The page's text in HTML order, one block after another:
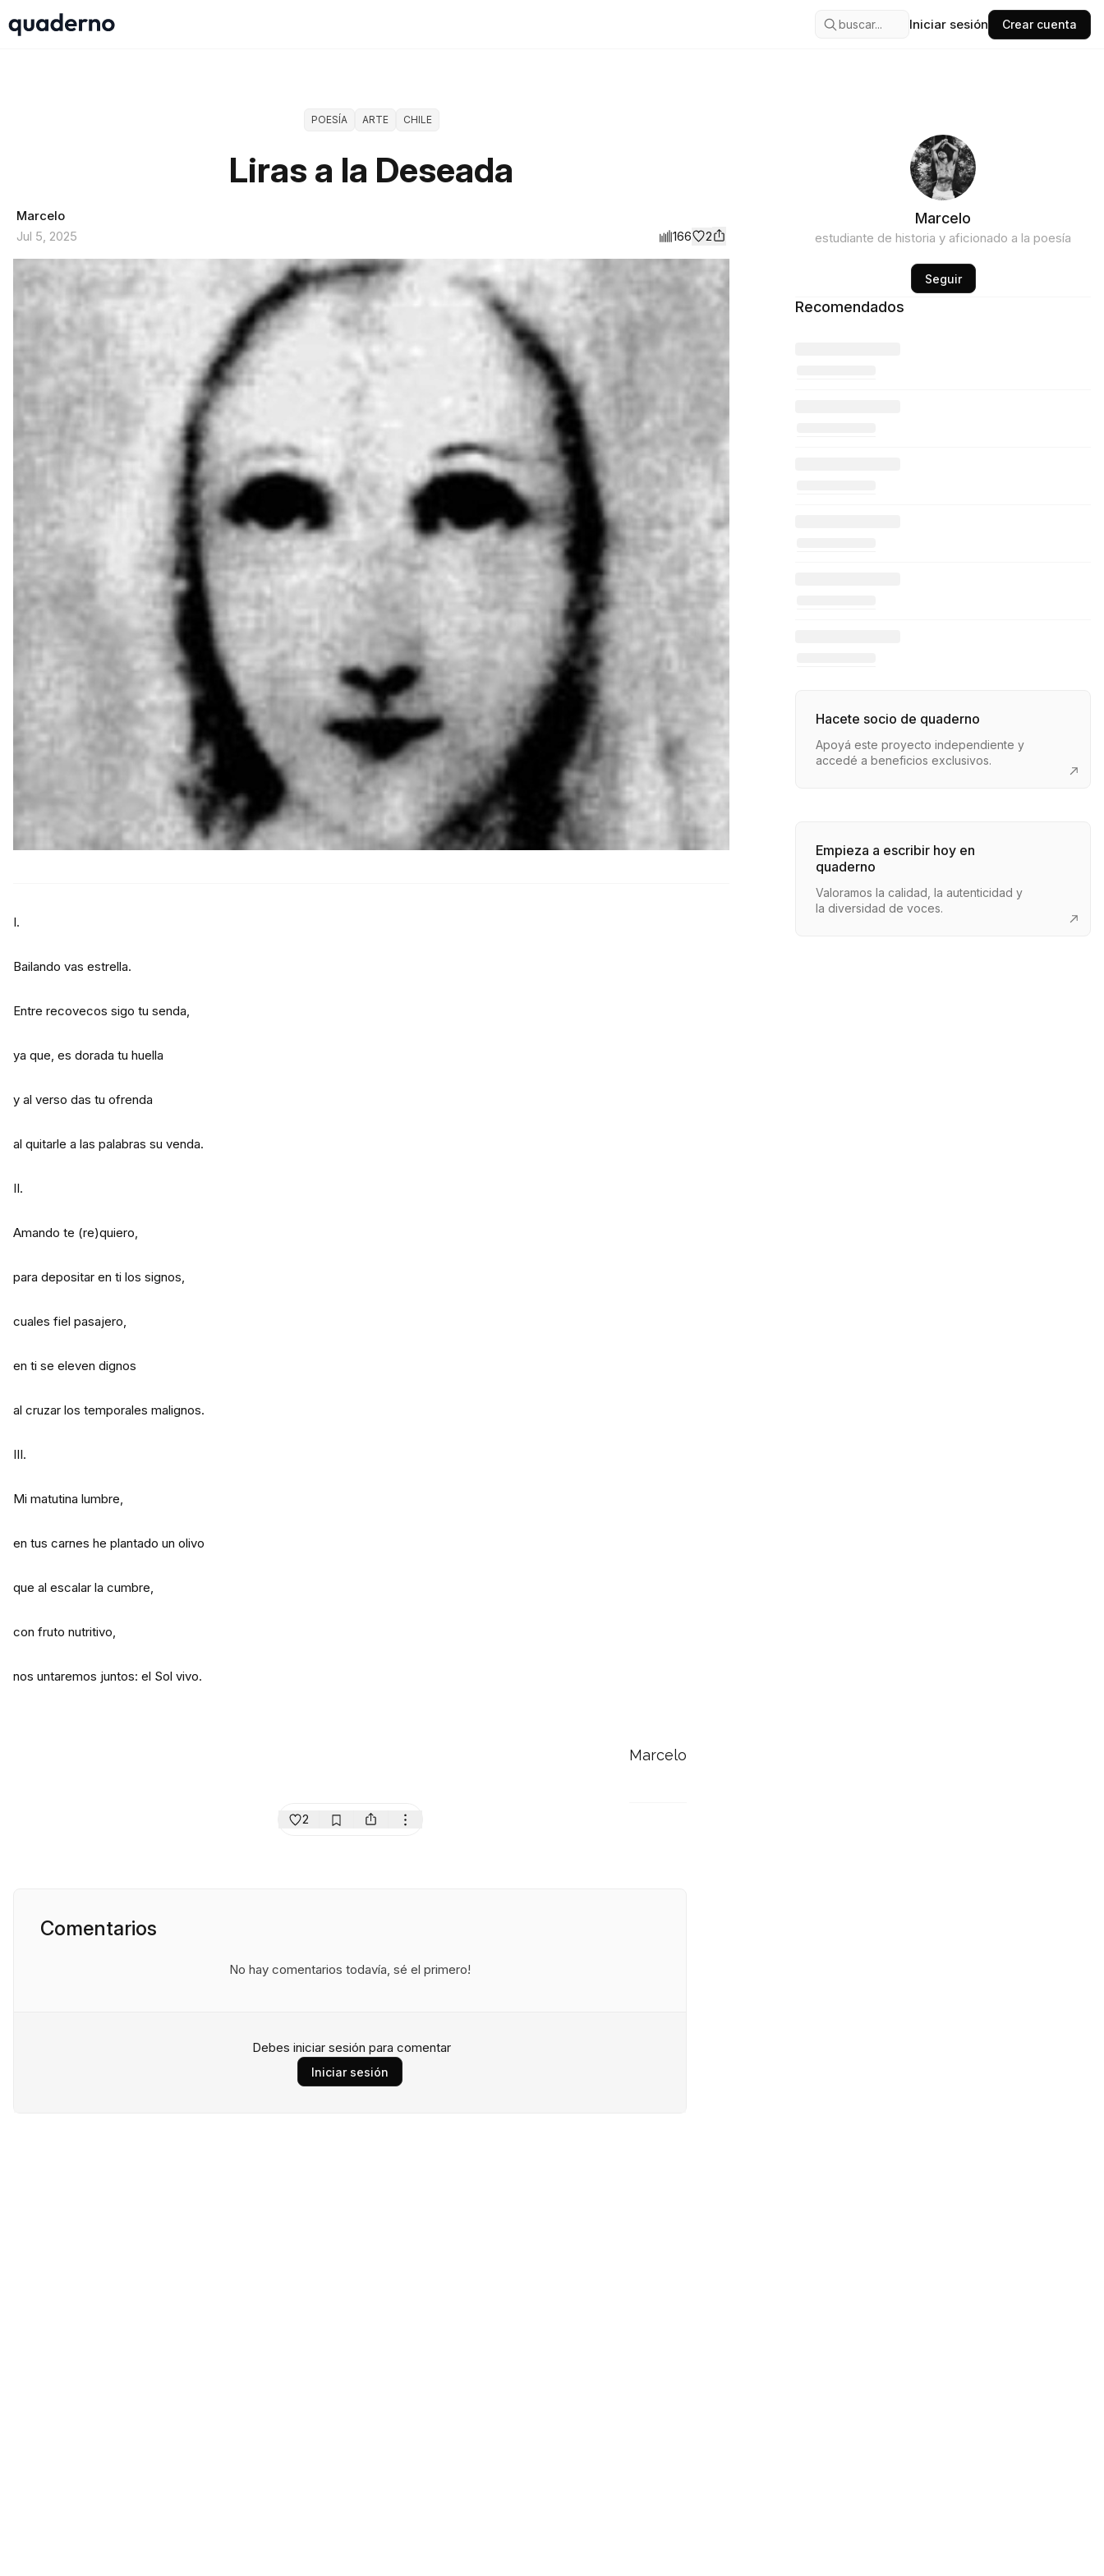
buscar... Iniciar sesión Crear cuenta
POESÍA ARTE CHILE
Liras a la Deseada
Marcelo
Jul 5, 2025
166 2
I.
Bailando vas estrella.
Entre recovecos sigo tu senda,
ya que, es dorada tu huella
y al verso das tu ofrenda
al quitarle a las palabras su venda.
II.
Amando te (re)quiero,
para depositar en ti los signos,
cuales fiel pasajero,
en ti se eleven dignos
al cruzar los temporales malignos.
III.
Mi matutina lumbre,
en tus carnes he plantado un olivo
que al escalar la cumbre,
con fruto nutritivo,
nos untaremos juntos: el Sol vivo.
Marcelo
2
Comentarios
No hay comentarios todavía, sé el primero!
Debes iniciar sesión para comentar
Iniciar sesión
Marcelo
estudiante de historia y aficionado a la poesía
Seguir
Recomendados
Hacete socio de quaderno
Apoyá este proyecto independiente y
accedé a beneficios exclusivos.
Empieza a escribir hoy en
quaderno
Valoramos la calidad, la autenticidad y
la diversidad de voces.